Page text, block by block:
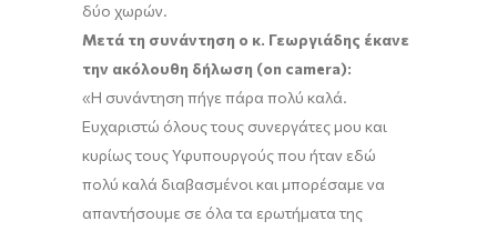
δύο χωρών.
Μετά τη συνάντηση ο κ. Γεωργιάδης έκανε
την ακόλουθη δήλωση (on camera):
«Η συνάντηση πήγε πάρα πολύ καλά.
Ευχαριστώ όλους τους συνεργάτες μου και
κυρίως τους Υφυπουργούς που ήταν εδώ
πολύ καλά διαβασμένοι και μπορέσαμε να
απαντήσουμε σε όλα τα ερωτήματα της